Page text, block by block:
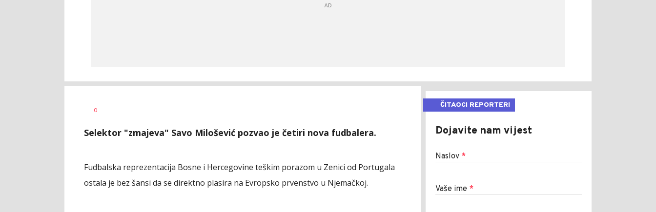
AUTOR
0
Selektor "zmajeva" Savo Milošević pozvao je četiri nova fudbalera.
Fudbalska reprezentacija Bosne i Hercegovine teškim porazom u Zenici od Portugala
ostala je bez šansi da se direktno plasira na Evropsko prvenstvo u Njemačkoj.
ČITAOCI REPORTERI
Dojavite nam vijest
Naslov *
Vaše ime *